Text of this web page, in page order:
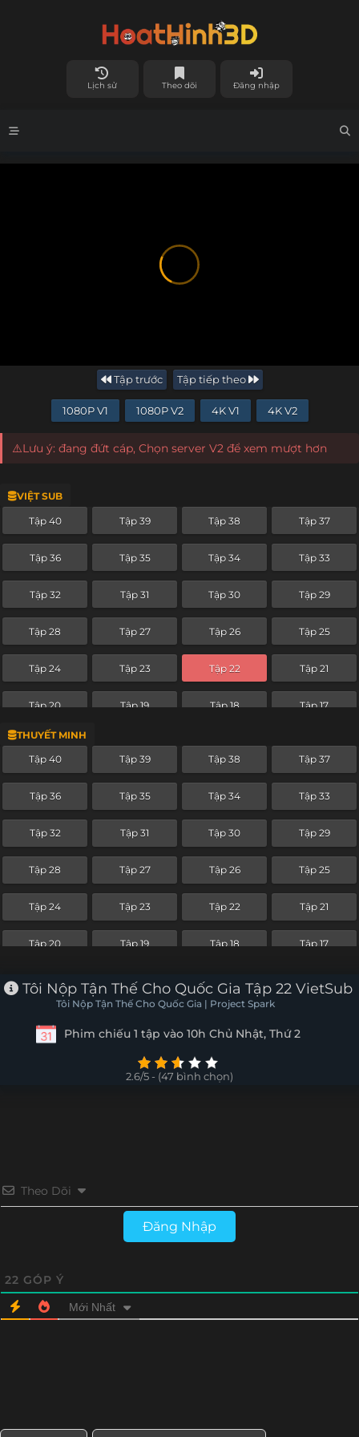
Lịch sử Theo dõi Đăng nhập
Tập trước Tập tiếp theo
1080P V1 1080P V2 4K V1 4K V2
⚠️Lưu ý: đang đứt cáp, Chọn server V2 để xem mượt hơn
VIỆT SUB
Tập 40 Tập 39 Tập 38 Tập 37
Tập 36 Tập 35 Tập 34 Tập 33
Tập 32 Tập 31 Tập 30 Tập 29
Tập 28 Tập 27 Tập 26 Tập 25
Tập 24 Tập 23 Tập 22 Tập 21
Tập 20 Tập 19 Tập 18 Tập 17
Tập 16
THUYẾT MINH
Tập 40 Tập 39 Tập 38 Tập 37
Tập 36 Tập 35 Tập 34 Tập 33
Tập 32 Tập 31 Tập 30 Tập 29
Tập 28 Tập 27 Tập 26 Tập 25
Tập 24 Tập 23 Tập 22 Tập 21
Tập 20 Tập 19 Tập 18 Tập 17
Tập 16 Tập 15 Tập 14 Tập 13
Tập 7 Tập 6
Tôi Nộp Tận Thế Cho Quốc Gia Tập 22 VietSub
Tôi Nộp Tận Thế Cho Quốc Gia | Project Spark
Phim chiếu 1 tập vào 10h Chủ Nhật, Thứ 2
2.6/5 - (47 bình chọn)
Theo Dõi
Đăng Nhập
22 GÓP Ý
Mới Nhất